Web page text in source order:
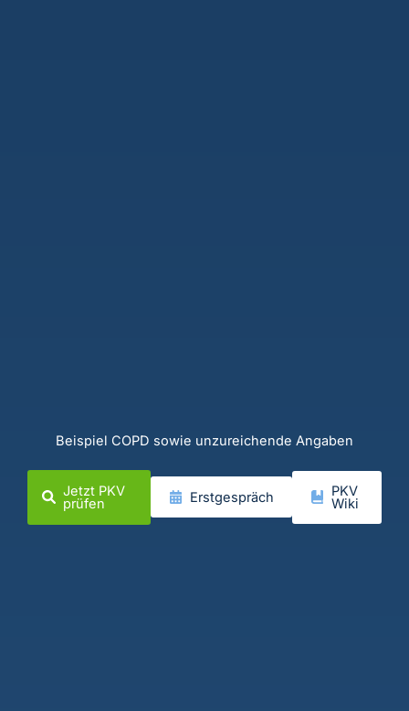
Beispiel COPD sowie unzureichende Angaben
Jetzt PKV
prüfen Erstgespräch PKV
Wiki